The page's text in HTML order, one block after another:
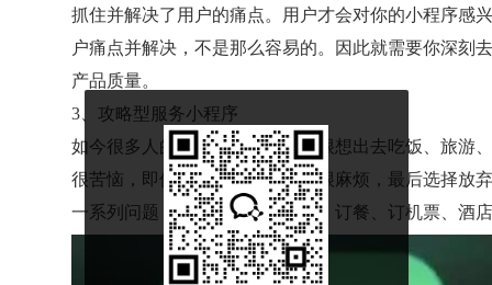
抓住并解决了用户的痛点。用户才会对你的小程序感
户痛点并解决，不是那么容易的。因此就需要你深刻
产品质量。
3、攻略型服务小程序
如今很多人的通病就是懒，他们很想出去吃饭、旅游
很苦恼，即使会操作，也会觉得很麻烦，最后选择放
一系列问题，出行完成路线规划、订餐、订机票、酒